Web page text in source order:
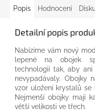
Popis Hodnocení
Detailní popis
Nabízíme vám nový
lepené
na obojek
technologií tak, aby ani
nevypadávaly. Obojky
vzor uložení krystalů se
Nejmenší obojky mají
větší velikosti ve třech.